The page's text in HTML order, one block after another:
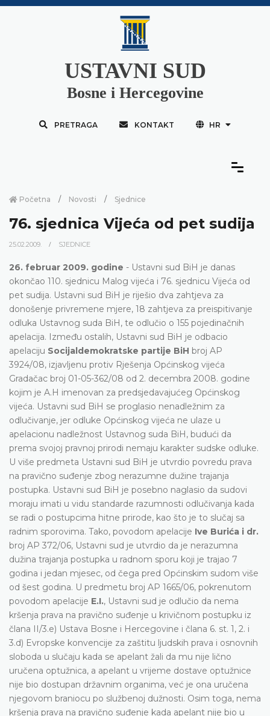
USTAVNI SUD
Bosne i Hercegovine
PRETRAGA KONTAKT HR
Početna Novosti Sjednice
76. sjednica Vijeća od pet sudija
25.02.2009. SJEDNICE
26. februar 2009. godine - Ustavni sud BiH je danas
okončao 110. sjednicu Malog vijeća i 76. sjednicu Vijeća od
pet sudija. Ustavni sud BiH je riješio dva zahtjeva za
donošenje privremene mjere, 18 zahtjeva za preispitivanje
odluka Ustavnog suda BiH, te odlučio o 155 pojedinačnih
apelacija. Između ostalih, Ustavni sud BiH je odbacio
apelaciju Socijaldemokratske partije BiH broj AP
3924/08, izjavljenu protiv Rješenja Općinskog vijeća
Gradačac broj 01-05-362/08 od 2. decembra 2008. godine
kojim je A.H imenovan za predsjedavajućeg Općinskog
vijeća. Ustavni sud BiH se proglasio nenadležnim za
odlučivanje, jer odluke Općinskog vijeća ne ulaze u
apelacionu nadležnost Ustavnog suda BiH, budući da
prema svojoj pravnoj prirodi nemaju karakter sudske odluke.
U više predmeta Ustavni sud BiH je utvrdio povredu prava
na pravično suđenje zbog nerazumne dužine trajanja
postupka. Ustavni sud BiH je posebno naglasio da sudovi
moraju imati u vidu standarde razumnosti odlučivanja kada
se radi o postupcima hitne prirode, kao što je to slučaj sa
radnim sporovima. Tako, povodom apelacije Ive Burića i dr.
broj AP 372/06, Ustavni sud je utvrdio da je nerazumna
dužina trajanja postupka u radnom sporu koji je trajao 7
godina i jedan mjesec, od čega pred Općinskim sudom više
od šest godina. U predmetu broj AP 1665/06, pokrenutom
povodom apelacije E.I., Ustavni sud je odlučio da nema
kršenja prava na pravično suđenje u krivičnom postupku iz
člana II/3.e) Ustava Bosne i Hercegovine i člana 6. st. 1, 2. i
3.d) Evropske konvencije za zaštitu ljudskih prava i osnovnih
sloboda u slučaju kada se apelant žali da mu nije lično
uručena optužnica, a apelant u vrijeme dostave optužnice
nije bio dostupan državnim organima, već je ona uručena
njegovom braniocu po službenoj dužnosti. Osim toga, nema
kršenja prava na pravično suđenje kada apelant nije bio u